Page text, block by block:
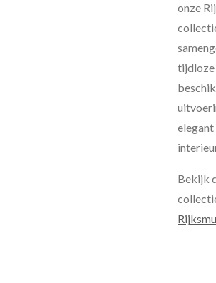
onze
tijdloze
elegant
Bekijk